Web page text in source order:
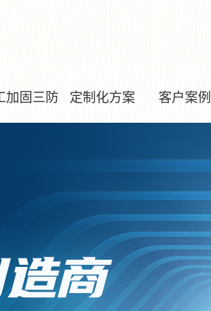
加固三防 定制化方案 客户案例